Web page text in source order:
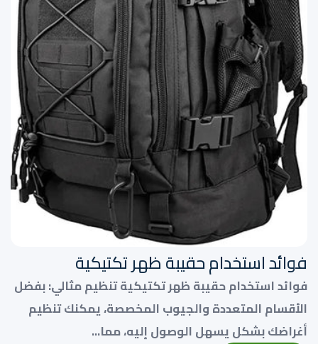
فوائد استخدام حقيبة ظهر تكتيكية
فوائد استخدام حقيبة ظهر تكتيكية تنظيم مثالي: بفضل
الأقسام المتعددة والجيوب المخصصة، يمكنك تنظيم
أغراضك بشكل يسهل الوصول إليه، مما...